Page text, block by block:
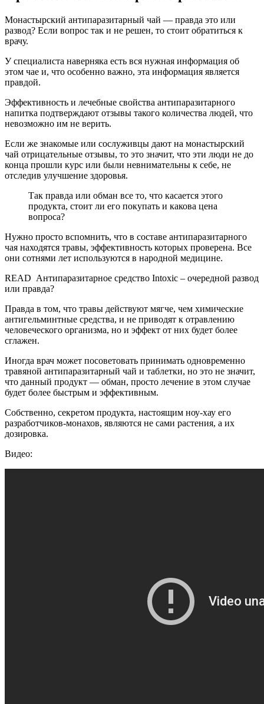
Монастырский антипаразитарный чай — правда это или
развод? Если вопрос так и не решен, то стоит обратиться к
врачу.
У специалиста наверняка есть вся нужная информация об
этом чае и, что особенно важно, эта информация является
правдой.
Эффективность и лечебные свойства антипаразитарного
напитка подтверждают отзывы такого количества людей, что
невозможно им не верить.
Если же знакомые или сослуживцы дают на монастырский
чай отрицательные отзывы, то это значит, что эти люди не до
конца прошли курс или были невнимательны к себе, не
отследив улучшение здоровья.
Так правда или обман все то, что касается этого
продукта, стоит ли его покупать и какова цена
вопроса?
Нужно просто вспомнить, что в составе антипаразитарного
чая находятся травы, эффективность которых проверена. Все
они сотнями лет используются в народной медицине.
READ Антипаразитарное средство Intoxic – очередной развод
или правда?
Правда в том, что травы действуют мягче, чем химические
антигельминтные средства, и не приводят к отравлению
человеческого организма, но и эффект от них будет более
сглажен.
Иногда врач может посоветовать принимать одновременно
травяной антипаразитарный чай и таблетки, но это не значит,
что данный продукт — обман, просто лечение в этом случае
будет более быстрым и эффективным.
Собственно, секретом продукта, настоящим ноу-хау его
разработчиков-монахов, являются не сами растения, а их
дозировка.
Видео: